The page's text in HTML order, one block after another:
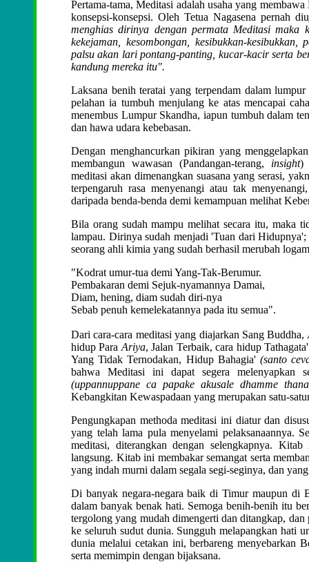
Pertama-tama, Meditasi adalah usaha yang
konsepsi-konsepsi. Oleh Tetua Nagasena pernah
menghias dirinya dengan permata Meditasi maka
kekejaman, kesombongan, kesibukkan-
palsu akan lari pontang-panting, kucar-kacir serta
kandung mereka itu".
Laksana benih teratai yang terpendam dalam
pelahan ia tumbuh menjulang ke atas mencapai
menembus Lumpur Skandha, iapun tumbuh dalam
dan hawa udara kebebasan.
Dengan menghancurkan pikiran yang
membangun wawasan (Pandangan-terang, insight)
meditasi akan dimenangkan suasana yang serasi,
terpengaruh rasa menyenangi atau tak
daripada benda-benda demi kemampuan melihat
Bila orang sudah mampu melihat secara itu, maka
lampau. Dirinya sudah menjadi 'Tuan dari
seorang ahli kimia yang sudah berhasil merubah
"Kodrat umur-tua demi Yang-Tak-Berumur.
Pembakaran demi Sejuk-nyamannya Damai,
Diam, hening, diam sudah diri-nya
Sebab penuh kemelekatannya pada itu semua".
Dari cara-cara meditasi yang diajarkan Sang Buddha,
hidup Para Ariya, Jalan Terbaik, cara hidup
Yang Tidak Ternodakan, Hidup Bahagia' (santo
bahwa Meditasi ini dapat segera melenyapkan
(uppannuppane ca papake akusale dhamme
Kebangkitan Kewaspadaan yang merupakan satu-
Pengungkapan methoda meditasi ini diatur dan
yang telah lama pula menyelami pelaksanaannya.
meditasi, diterangkan dengan selengkapnya.
langsung. Kitab ini membakar semangat serta
yang indah murni dalam segala segi-seginya, dan
Di banyak negara-negara baik di Timur maupun di
dalam banyak benak hati. Semoga benih-benih itu
tergolong yang mudah dimengerti dan ditangkap,
ke seluruh sudut dunia. Sungguh melapangkan hati
dunia melalui cetakan ini, berbareng menyebarkan
serta memimpin dengan bijaksana.